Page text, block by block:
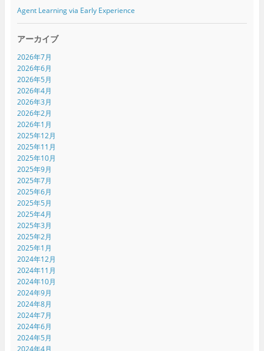
開
き
ま
Agent Learning via Early Experience
アーカイブ
2026年7月
2026年6月
2026年5月
2026年4月
2026年3月
2026年2月
2026年1月
2025年12月
2025年11月
2025年10月
2025年9月
2025年7月
2025年6月
2025年5月
2025年4月
2025年3月
2025年2月
2025年1月
2024年12月
2024年11月
2024年10月
2024年9月
2024年8月
2024年7月
2024年6月
2024年5月